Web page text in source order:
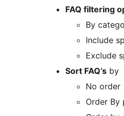
FAQ filtering
By
Include
Exclude
Sort FAQ’s by
No order
Order By